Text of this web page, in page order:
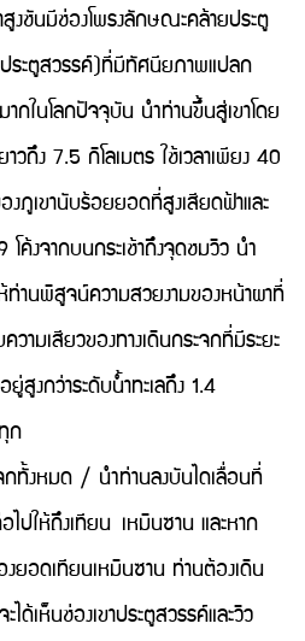
สูงชันมีช่องโพรงลักษณะคล้ายประตู
ระตูสวรรค์)ที่มีทัศนียภาพแปลก
กในโลกปัจจุบัน นำท่านขึ้นสู่เขาโดย
าวถึง 7.5 กิโลเมตร ใช้เวลาเพียง 40
งภูเขานับร้อยยอดที่สูงเสียดฟ้าและ
โค้งจากบนกระเช้าถึงจุดชมวิว นำ
านพิสูจน์ความสวยงามของหน้าผาที่
ามเสียวของทางเดินกระจกที่มีระยะ
สูงกว่าระดับนํ้าทะเลถึง 1.4
ก
กทั้งหมด / นำท่านลงบันไดเลื่อนที่
ไปให้ถึงเทียน เหมินซาน และหาก
ยอดเทียนเหมินซาน ท่านต้องเดิน
เห็นช่องเขาประตูสวรรค์และวิว